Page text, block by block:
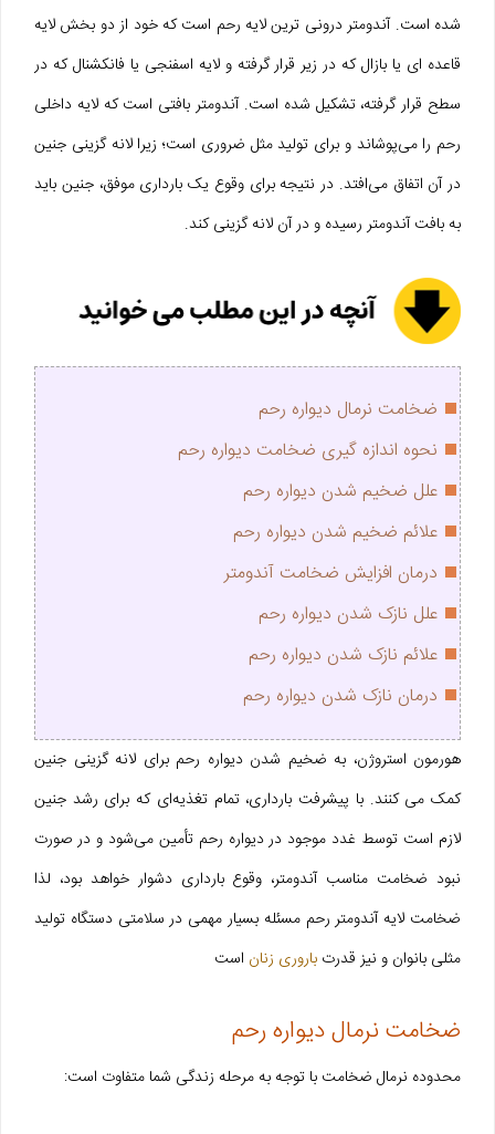
شده است. آندومتر درونی ترین لایه رحم است که خود از دو بخش لایه
قاعده ای یا بازال که در زیر قرار گرفته و لایه اسفنجی یا فانکشنال که در
سطح قرار گرفته، تشکیل شده است. آندومتر بافتی است که لایه داخلی
رحم را می‌پوشاند و برای تولید مثل ضروری است؛ زیرا لانه گزینی جنین
در آن اتفاق می‌افتد. در نتیجه برای وقوع یک بارداری موفق، جنین باید
به بافت آندومتر رسیده و در آن لانه گزینی کند.
ضخامت نرمال دیواره رحم
نحوه اندازه گیری ضخامت دیواره رحم
علل ضخیم شدن دیواره رحم
علائم ضخیم شدن دیواره رحم
درمان افزایش ضخامت آندومتر
علل نازک شدن دیواره رحم
علائم نازک شدن دیواره رحم
درمان نازک شدن دیواره رحم
هورمون استروژن، به ضخیم شدن دیواره رحم برای لانه گزینی جنین
کمک می کنند. با پیشرفت بارداری، تمام تغذیه‌ای که برای رشد جنین
لازم است توسط غدد موجود در دیواره رحم تأمین می‌شود و در صورت
نبود ضخامت مناسب آندومتر، وقوع بارداری دشوار خواهد بود، لذا
ضخامت لایه آندومتر رحم مسئله بسیار مهمی در سلامتی دستگاه تولید
مثلی بانوان و نیز قدرت باروری زنان است
ضخامت نرمال دیواره رحم
محدوده نرمال ضخامت با توجه به مرحله زندگی شما متفاوت است: